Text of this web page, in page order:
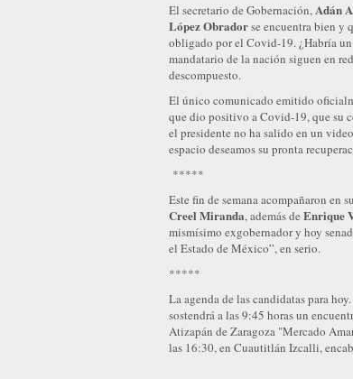
El secretario de Gobernación,Adán
López Obradorse encuentra bien y
obligado por el Covid-19. ¿Habría un
mandatario de la nación siguen en
descompuesto.
El único comunicado emitido
que dio positivo a Covid-19, que su
el presidente no ha salido en un
espacio deseamos su pronta
*****
Este fin de semana acompañaron en
Creel Miranda, además de Enrique
mismísimo exgobernador y hoy
el Estado de México”, en serio.
*****
La agenda de las candidatas para hoy.
sostendrá a las 9:45 horas un
Atizapán de Zaragoza "Mercado
las 16:30, en Cuautitlán Izcalli,